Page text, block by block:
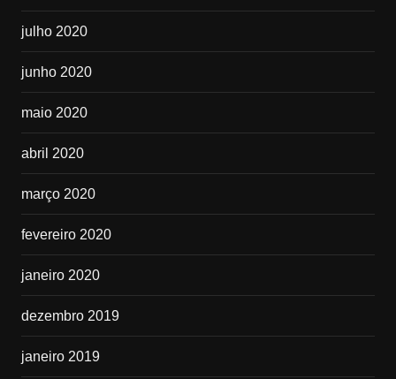
julho 2020
junho 2020
maio 2020
abril 2020
março 2020
fevereiro 2020
janeiro 2020
dezembro 2019
janeiro 2019